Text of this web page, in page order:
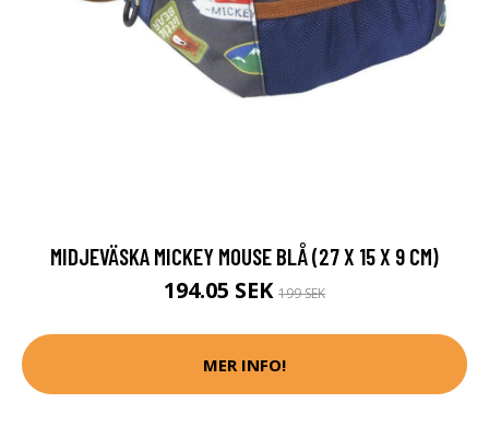
MIDJEVÄSKA MICKEY MOUSE BLÅ (27 X 15 X 9 CM)
194.05 SEK 199 SEK
MER INFO!